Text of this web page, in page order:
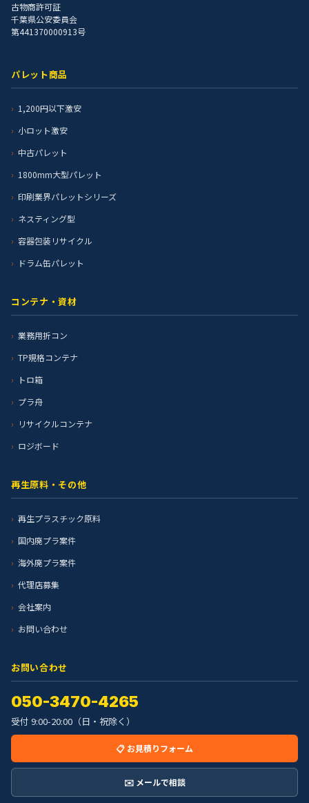
古物商許可証
千葉県公安委員会
第441370000913号
パレット商品
1,200円以下激安
小ロット激安
中古パレット
1800mm大型パレット
印刷業界パレットシリーズ
ネスティング型
容器包装リサイクル
ドラム缶パレット
コンテナ・資材
業務用折コン
TP規格コンテナ
トロ箱
プラ舟
リサイクルコンテナ
ロジボード
再生原料・その他
再生プラスチック原料
国内廃プラ案件
海外廃プラ案件
代理店募集
会社案内
お問い合わせ
お問い合わせ
050-3470-4265
受付 9:00-20:00（日・祝除く）
📋 お見積りフォーム
✉️ メールで相談